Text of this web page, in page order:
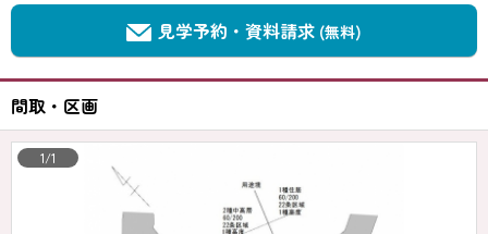
見学予約・資料請求 (無料)
間取・区画
1/1